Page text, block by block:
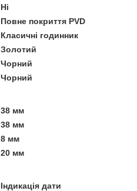
Ні
Повне покриття PVD
Класичні годинник
Золотий
Чорний
Чорний
38 мм
38 мм
8 мм
20 мм
Індикація дати